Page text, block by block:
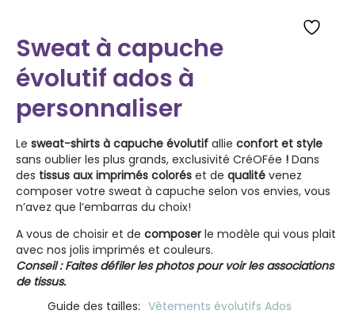
Sweat à capuche
évolutif ados à
personnaliser
Le sweat-shirts à capuche évolutif allie confort et style
sans oublier les plus grands, exclusivité CréOFée ! Dans
des tissus aux imprimés colorés et de qualité venez
composer votre sweat à capuche selon vos envies, vous
n’avez que l’embarras du choix!
A vous de choisir et de composer le modèle qui vous plait
avec nos jolis imprimés et couleurs.
Conseil : Faites défiler les photos pour voir les associations
de tissus.
Guide des tailles
Vêtements évolutifs Ados